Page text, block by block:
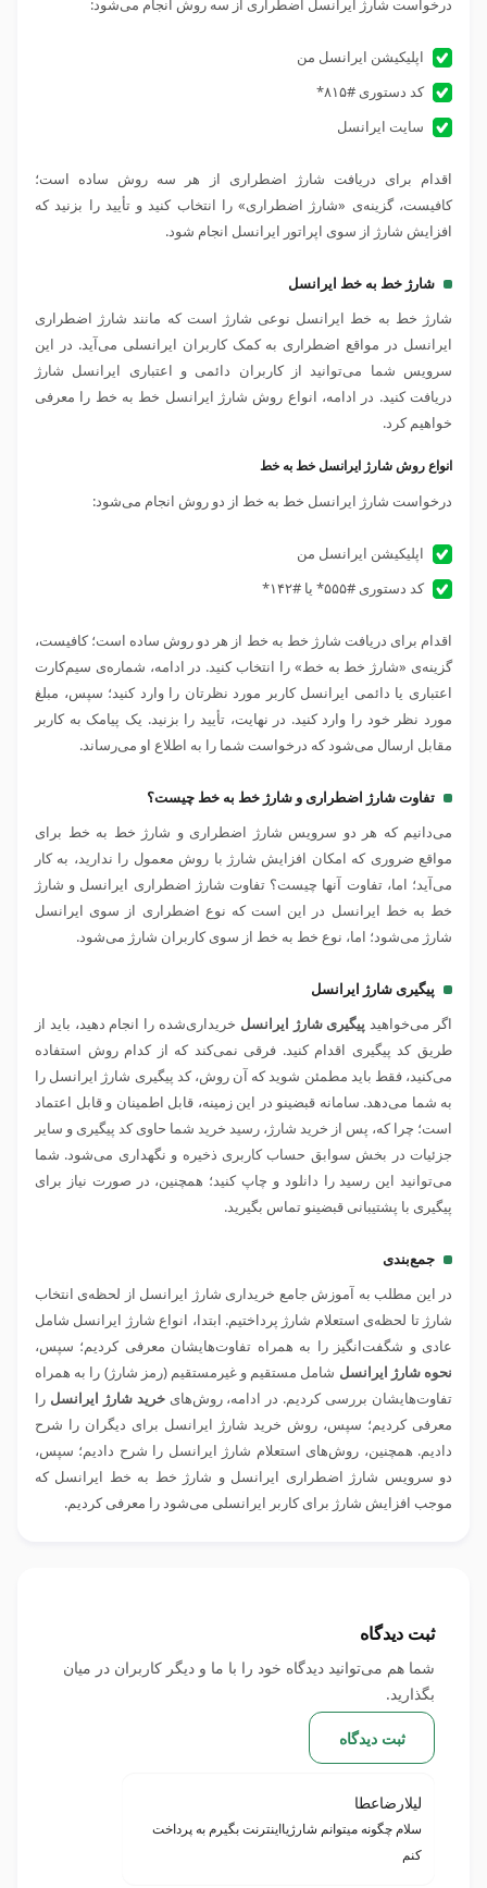
اپلیکیشن ایرانسل من
کد دستوری #۸۱۵*
سایت ایرانسل
اقدام برای دریافت شارژ اضطراری از هر سه روش ساده است؛
کافیست، گزینه‌ی «شارژ اضطراری» را انتخاب کنید و تأیید را بزنید که
افزایش شارژ از سوی اپراتور ایرانسل انجام شود.
شارژ خط به خط ایرانسل
شارژ خط به خط ایرانسل نوعی شارژ است که مانند شارژ اضطراری
ایرانسل در مواقع اضطراری به کمک کاربران ایرانسلی می‌آید. در این
سرویس شما می‌توانید از کاربران دائمی و اعتباری ایرانسل شارژ
دریافت کنید. در ادامه، انواع روش شارژ ایرانسل خط به خط را معرفی
خواهیم کرد.
انواع روش شارژ ایرانسل خط به خط
درخواست شارژ ایرانسل خط به خط از دو روش انجام می‌شود:
اپلیکیشن ایرانسل من
کد دستوری #۵۵۵* یا #۱۴۲*
اقدام برای دریافت شارژ خط به خط از هر دو روش ساده است؛ کافیست،
گزینه‌ی «شارژ خط به خط» را انتخاب کنید. در ادامه، شماره‌ی سیم‌کارت
اعتباری یا دائمی ایرانسل کاربر مورد نظرتان را وارد کنید؛ سپس، مبلغ
مورد نظر خود را وارد کنید. در نهایت، تأیید را بزنید. یک پیامک به کاربر
مقابل ارسال می‌شود که درخواست شما را به اطلاع او می‌رساند.
تفاوت شارژ اضطراری و شارژ خط به خط چیست؟
می‌دانیم که هر دو سرویس شارژ اضطراری و شارژ خط به خط برای
مواقع ضروری که امکان افزایش شارژ با روش معمول را ندارید، به کار
می‌آید؛ اما، تفاوت آنها چیست؟ تفاوت شارژ اضطراری ایرانسل و شارژ
خط به خط ایرانسل در این است که نوع اضطراری از سوی ایرانسل
شارژ می‌شود؛ اما، نوع خط به خط از سوی کاربران شارژ می‌شود.
پیگیری شارژ ایرانسل
اگر می‌خواهید پیگیری شارژ ایرانسل خریداری‌شده را انجام دهید، باید از
طریق کد پیگیری اقدام کنید. فرقی نمی‌کند که از کدام روش استفاده
می‌کنید، فقط باید مطمئن شوید که آن روش، کد پیگیری شارژ ایرانسل را
به شما می‌دهد. سامانه قبضینو در این زمینه، قابل اطمینان و قابل اعتماد
است؛ چرا که، پس از خرید شارژ، رسید خرید شما حاوی کد پیگیری و سایر
جزئیات در بخش سوابق حساب کاربری ذخیره و نگهداری می‌شود. شما
می‌توانید این رسید را دانلود و چاپ کنید؛ همچنین، در صورت نیاز برای
پیگیری با پشتیبانی قبضینو تماس بگیرید.
جمع‌بندی
در این مطلب به آموزش جامع خریداری شارژ ایرانسل از لحظه‌ی انتخاب
شارژ تا لحظه‌ی استعلام شارژ پرداختیم. ابتدا، انواع شارژ ایرانسل شامل
عادی و شگفت‌انگیز را به همراه تفاوت‌هایشان معرفی کردیم؛ سپس،
نحوه شارژ ایرانسل شامل مستقیم و غیرمستقیم (رمز شارژ) را به همراه
تفاوت‌هایشان بررسی کردیم. در ادامه، روش‌هایخرید شارژ ایرانسل را
معرفی کردیم؛ سپس، روش خرید شارژ ایرانسل برای دیگران را شرح
دادیم. همچنین، روش‌های استعلام شارژ ایرانسل را شرح دادیم؛ سپس،
دو سرویس شارژ اضطراری ایرانسل و شارژ خط به خط ایرانسل که
موجب افزایش شارژ برای کاربر ایرانسلی می‌شود را معرفی کردیم.
ثبت دیدگاه
شما هم می‌توانید دیدگاه خود را با ما و دیگر کاربران در میان
بگذارید.
ثبت دیدگاه
لیلارضاعطا
سلام چگونه میتوانم شارژیااینترنت بگیرم به پرداخت
کنم